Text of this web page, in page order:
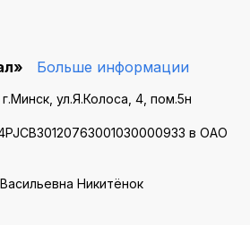
Больше информации
ул.Я.Колоса, 4, пом.5н
в ОАО
Никитёнок